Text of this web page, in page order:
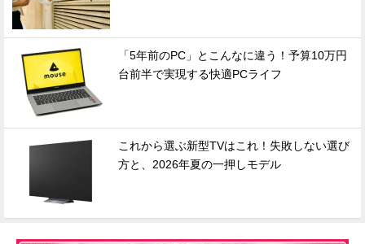
「5年前のPC」とこんなに違う！予算10万円
台前半で実現する快適PCライフ
これから選ぶ新型TVはこれ！失敗しない選び
方と、2026年夏の一押しモデル